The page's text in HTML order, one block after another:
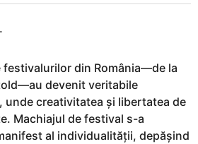
festivalurilor din România—de la
devenit veritabile
unde creativitatea și libertatea de
Machiajul de festival s-a
al individualității, depășind